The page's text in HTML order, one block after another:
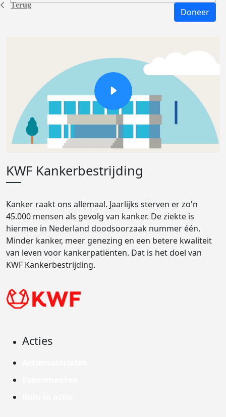
Terug
Doneer
KWF Kankerbestrijding
Kanker raakt ons allemaal. Jaarlijks sterven er zo'n
45.000 mensen als gevolg van kanker. De ziekte is
hiermee in Nederland doodsoorzaak nummer één.
Minder kanker, meer genezing en een betere kwaliteit
van leven voor kankerpatiënten. Dat is het doel van
KWF Kankerbestrijding.
Acties